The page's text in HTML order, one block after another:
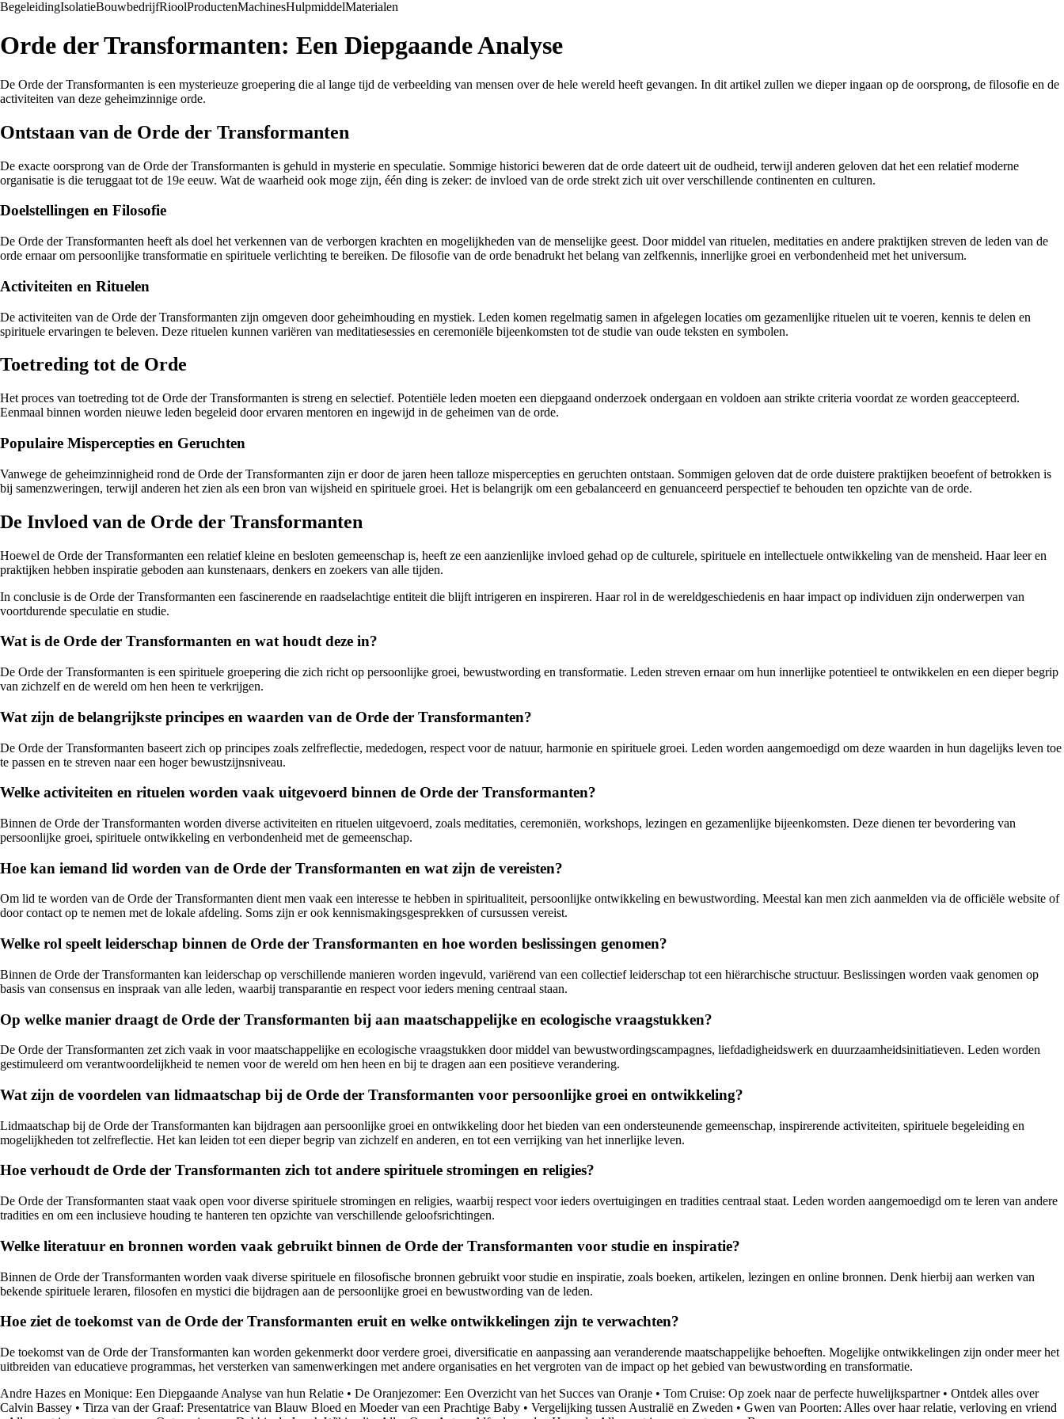
BegeleidingIsolatieBouwbedrijfRioolProductenMachinesHulpmiddelMaterialen
Orde der Transformanten: Een Diepgaande Analyse
De Orde der Transformanten is een mysterieuze groepering die al lange tijd de verbeelding van mensen over de hele wereld heeft gevangen. In dit artikel zullen we dieper ingaan op de oorsprong, de filosofie en de
activiteiten van deze geheimzinnige orde.
Ontstaan van de Orde der Transformanten
De exacte oorsprong van de Orde der Transformanten is gehuld in mysterie en speculatie. Sommige historici beweren dat de orde dateert uit de oudheid, terwijl anderen geloven dat het een relatief moderne
organisatie is die teruggaat tot de 19e eeuw. Wat de waarheid ook moge zijn, één ding is zeker: de invloed van de orde strekt zich uit over verschillende continenten en culturen.
Doelstellingen en Filosofie
De Orde der Transformanten heeft als doel het verkennen van de verborgen krachten en mogelijkheden van de menselijke geest. Door middel van rituelen, meditaties en andere praktijken streven de leden van de
orde ernaar om persoonlijke transformatie en spirituele verlichting te bereiken. De filosofie van de orde benadrukt het belang van zelfkennis, innerlijke groei en verbondenheid met het universum.
Activiteiten en Rituelen
De activiteiten van de Orde der Transformanten zijn omgeven door geheimhouding en mystiek. Leden komen regelmatig samen in afgelegen locaties om gezamenlijke rituelen uit te voeren, kennis te delen en
spirituele ervaringen te beleven. Deze rituelen kunnen variëren van meditatiesessies en ceremoniële bijeenkomsten tot de studie van oude teksten en symbolen.
Toetreding tot de Orde
Het proces van toetreding tot de Orde der Transformanten is streng en selectief. Potentiële leden moeten een diepgaand onderzoek ondergaan en voldoen aan strikte criteria voordat ze worden geaccepteerd.
Eenmaal binnen worden nieuwe leden begeleid door ervaren mentoren en ingewijd in de geheimen van de orde.
Populaire Mispercepties en Geruchten
Vanwege de geheimzinnigheid rond de Orde der Transformanten zijn er door de jaren heen talloze mispercepties en geruchten ontstaan. Sommigen geloven dat de orde duistere praktijken beoefent of betrokken is
bij samenzweringen, terwijl anderen het zien als een bron van wijsheid en spirituele groei. Het is belangrijk om een gebalanceerd en genuanceerd perspectief te behouden ten opzichte van de orde.
De Invloed van de Orde der Transformanten
Hoewel de Orde der Transformanten een relatief kleine en besloten gemeenschap is, heeft ze een aanzienlijke invloed gehad op de culturele, spirituele en intellectuele ontwikkeling van de mensheid. Haar leer en
praktijken hebben inspiratie geboden aan kunstenaars, denkers en zoekers van alle tijden.
In conclusie is de Orde der Transformanten een fascinerende en raadselachtige entiteit die blijft intrigeren en inspireren. Haar rol in de wereldgeschiedenis en haar impact op individuen zijn onderwerpen van
voortdurende speculatie en studie.
Wat is de Orde der Transformanten en wat houdt deze in?
De Orde der Transformanten is een spirituele groepering die zich richt op persoonlijke groei, bewustwording en transformatie. Leden streven ernaar om hun innerlijke potentieel te ontwikkelen en een dieper begrip
van zichzelf en de wereld om hen heen te verkrijgen.
Wat zijn de belangrijkste principes en waarden van de Orde der Transformanten?
De Orde der Transformanten baseert zich op principes zoals zelfreflectie, mededogen, respect voor de natuur, harmonie en spirituele groei. Leden worden aangemoedigd om deze waarden in hun dagelijks leven toe
te passen en te streven naar een hoger bewustzijnsniveau.
Welke activiteiten en rituelen worden vaak uitgevoerd binnen de Orde der Transformanten?
Binnen de Orde der Transformanten worden diverse activiteiten en rituelen uitgevoerd, zoals meditaties, ceremoniën, workshops, lezingen en gezamenlijke bijeenkomsten. Deze dienen ter bevordering van
persoonlijke groei, spirituele ontwikkeling en verbondenheid met de gemeenschap.
Hoe kan iemand lid worden van de Orde der Transformanten en wat zijn de vereisten?
Om lid te worden van de Orde der Transformanten dient men vaak een interesse te hebben in spiritualiteit, persoonlijke ontwikkeling en bewustwording. Meestal kan men zich aanmelden via de officiële website of
door contact op te nemen met de lokale afdeling. Soms zijn er ook kennismakingsgesprekken of cursussen vereist.
Welke rol speelt leiderschap binnen de Orde der Transformanten en hoe worden beslissingen genomen?
Binnen de Orde der Transformanten kan leiderschap op verschillende manieren worden ingevuld, variërend van een collectief leiderschap tot een hiërarchische structuur. Beslissingen worden vaak genomen op
basis van consensus en inspraak van alle leden, waarbij transparantie en respect voor ieders mening centraal staan.
Op welke manier draagt de Orde der Transformanten bij aan maatschappelijke en ecologische vraagstukken?
De Orde der Transformanten zet zich vaak in voor maatschappelijke en ecologische vraagstukken door middel van bewustwordingscampagnes, liefdadigheidswerk en duurzaamheidsinitiatieven. Leden worden
gestimuleerd om verantwoordelijkheid te nemen voor de wereld om hen heen en bij te dragen aan een positieve verandering.
Wat zijn de voordelen van lidmaatschap bij de Orde der Transformanten voor persoonlijke groei en ontwikkeling?
Lidmaatschap bij de Orde der Transformanten kan bijdragen aan persoonlijke groei en ontwikkeling door het bieden van een ondersteunende gemeenschap, inspirerende activiteiten, spirituele begeleiding en
mogelijkheden tot zelfreflectie. Het kan leiden tot een dieper begrip van zichzelf en anderen, en tot een verrijking van het innerlijke leven.
Hoe verhoudt de Orde der Transformanten zich tot andere spirituele stromingen en religies?
De Orde der Transformanten staat vaak open voor diverse spirituele stromingen en religies, waarbij respect voor ieders overtuigingen en tradities centraal staat. Leden worden aangemoedigd om te leren van andere
tradities en om een inclusieve houding te hanteren ten opzichte van verschillende geloofsrichtingen.
Welke literatuur en bronnen worden vaak gebruikt binnen de Orde der Transformanten voor studie en inspiratie?
Binnen de Orde der Transformanten worden vaak diverse spirituele en filosofische bronnen gebruikt voor studie en inspiratie, zoals boeken, artikelen, lezingen en online bronnen. Denk hierbij aan werken van
bekende spirituele leraren, filosofen en mystici die bijdragen aan de persoonlijke groei en bewustwording van de leden.
Hoe ziet de toekomst van de Orde der Transformanten eruit en welke ontwikkelingen zijn te verwachten?
De toekomst van de Orde der Transformanten kan worden gekenmerkt door verdere groei, diversificatie en aanpassing aan veranderende maatschappelijke behoeften. Mogelijke ontwikkelingen zijn onder meer het
uitbreiden van educatieve programmas, het versterken van samenwerkingen met andere organisaties en het vergroten van de impact op het gebied van bewustwording en transformatie.
Andre Hazes en Monique: Een Diepgaande Analyse van hun Relatie • De Oranjezomer: Een Overzicht van het Succes van Oranje • Tom Cruise: Op zoek naar de perfecte huwelijkspartner• Ontdek alles over
Calvin Bassey • Tirza van der Graaf: Presentatrice van Blauw Bloed en Moeder van een Prachtige Baby • Vergelijking tussen Australië en Zweden • Gwen van Poorten: Alles over haar relatie, verloving en vriend